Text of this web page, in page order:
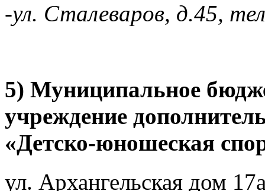
-ул. Сталеваров, д.45,
5) Муниципальное
учреждение
«Детско-юношеская
ул. Архангельская дом